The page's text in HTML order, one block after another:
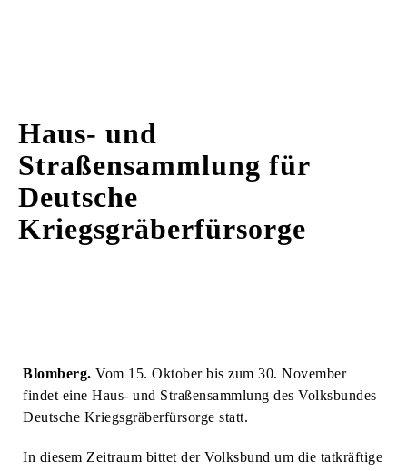
Haus- und
Straßensammlung für
Deutsche
Kriegsgräberfürsorge
Blomberg. Vom 15. Oktober bis zum 30. November
findet eine Haus- und Straßensammlung des Volksbundes
Deutsche Kriegsgräberfürsorge statt.
In diesem Zeitraum bittet der Volksbund um die tatkräftige